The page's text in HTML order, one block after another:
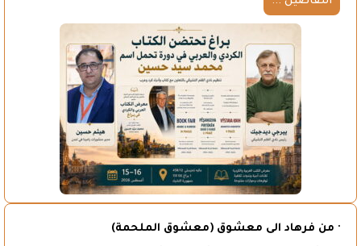
· من فرهاد الى معشوق (معشوق الملحمة)